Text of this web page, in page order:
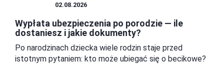
02.08.2026
Wypłata ubezpieczenia po porodzie — ile
dostaniesz i jakie dokumenty?
Po narodzinach dziecka wiele rodzin staje przed
istotnym pytaniem: kto może ubiegać się o becikowe?